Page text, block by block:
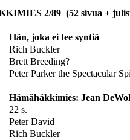
2/89 (52 sivua +
Hän, joka ei tee syntiä
Rich Buckler
Brett Breeding?
Peter Parker the Spectacular
Hämähäkkimies: Jean
22 s.
Peter David
Rich Buckler